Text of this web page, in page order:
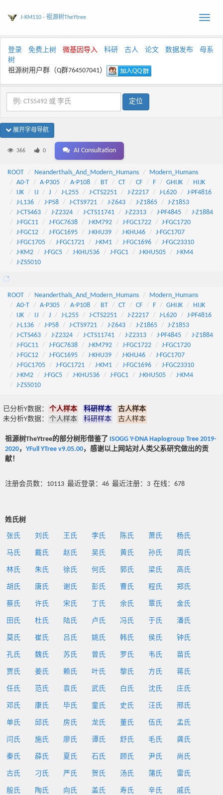
Toggle
J-KM110 - 祖源树TheYtree
登录 免费上树 微基因导入 科研 古人 论文 数据发布
母系
树
祖源树用户群（Q群764507041）
展开字母导航
366 0 AI Consultation
ROOT Neanderthals_And_Modern_Humans
Modern_Humans
A0-T
A-P305 A-P108 BT CT CF F GHIJK
HIJK
IJK
IJ J J-L255 J-CTS2251 J-Z2217 J-L620
J-PF4816
J-L136
J-P58 J-CTS9721 J-Z643 J-Z1865
J-Z1853
J-CTS463
J-Z2324 J-CTS11741 J-Z2313 J-PF4845
J-Z1884
J-FGC11
J-FGC7638 J-KM792 J-FGC1722
J-FGC1720
J-FGC12
J-FGC1695 J-KHU39 J-KHU46
J-FGC1707
J-FGC1705
J-FGC1721 J-KM1 J-FGC1696
J-FGC23310
J-KM2
J-FGC5 J-KHU536 J-FGC1 J-KHU505
J-KM4
J-ZS5010
ROOT Neanderthals_And_Modern_Humans
Modern_Humans
A0-T
A-P305 A-P108 BT CT CF F GHIJK
HIJK
IJK
IJ J J-L255 J-CTS2251 J-Z2217 J-L620
J-PF4816
J-L136
J-P58 J-CTS9721 J-Z643 J-Z1865
J-Z1853
J-CTS463
J-Z2324 J-CTS11741 J-Z2313 J-PF4845
J-Z1884
J-FGC11
J-FGC7638 J-KM792 J-FGC1722
J-FGC1720
J-FGC12
J-FGC1695 J-KHU39 J-KHU46
J-FGC1707
J-FGC1705
J-FGC1721 J-KM1 J-FGC1696
J-FGC23310
J-KM2
J-FGC5 J-KHU536 J-FGC1 J-KHU505
J-KM4
J-ZS5010
已分析Y数据： 个人样本 科研样本
古人样本
未分析Y数据：
个人样本 科研样本 古人样本
祖源树TheYtree的部分树形借鉴了 ISOGG Y-DNA Haplogroup Tree 2019-
2020， YFull YTree v9.05.00，感谢以上网站对人类父系研究做出的贡
献！
注册会员数：10113 最近登录：46 最近注册：3 在线：678
姓氏树
张氏 刘氏 王氏 李氏 陈氏 萧氏 杨氏
马氏 戴氏 赵氏 吴氏 黄氏 孙氏 周氏
林氏 朱氏 徐氏 何氏 郭氏 梁氏 高氏
胡氏 唐氏 谢氏 彭氏 曹氏 程氏 郑氏
蔡氏 许氏 宋氏 丁氏 余氏 覃氏 金氏
田氏 杜氏 陆氏 卢氏 冯氏 于氏 潘氏
莫氏 崔氏 吕氏 姚氏 韩氏 侯氏 钟氏
孔氏 魏氏 苏氏 曾氏 罗氏 韦氏 苗氏
贾氏 姜氏 赖氏 叶氏 黎氏 方氏 蒋氏
任氏 范氏 袁氏 武氏 白氏 沈氏 庄氏
邓氏 康氏 毕氏 童氏 史氏 汪氏 邢氏
单氏 邱氏 房氏 龙氏 董氏 伍氏 孟氏
闫氏 施氏 廖氏 谭氏 舒氏 毛氏 龚氏
秦氏 薛氏 夏氏 石氏 顾氏 尹氏 尚氏
古氏 刁氏 严氏 贺氏 汤氏 蒲氏 雷氏
殷氏 陶氏 向氏 盖氏 寿氏 辛氏 戚氏